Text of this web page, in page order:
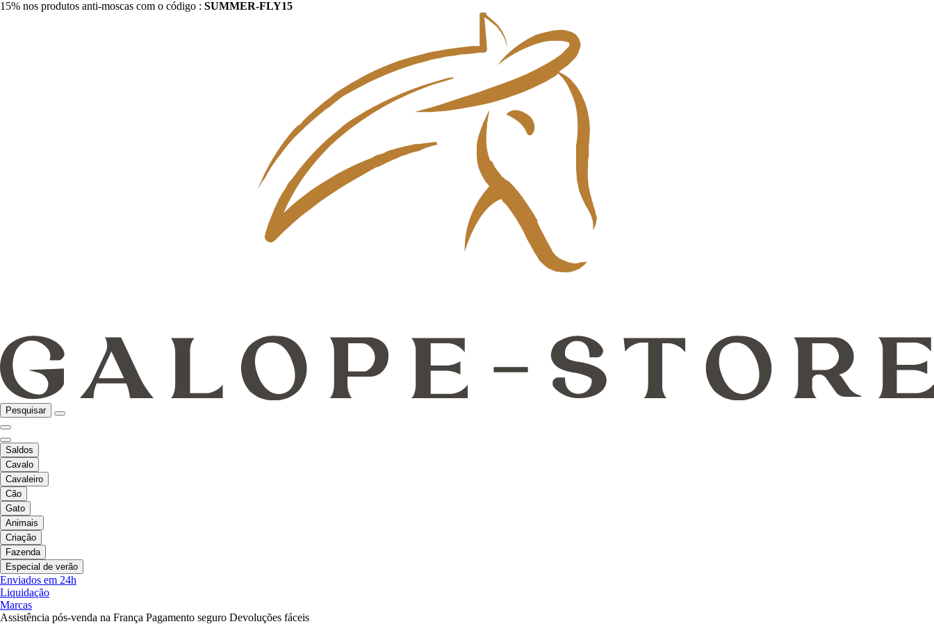
15% nos produtos anti-moscas com o código : SUMMER-FLY15
Pesquisar
Saldos
Cavalo
Cavaleiro
Cão
Gato
Animais
Criação
Fazenda
Especial de verão
Enviados em 24h
Liquidação
Marcas
Assistência pós-venda na França Pagamento seguro Devoluções fáceis